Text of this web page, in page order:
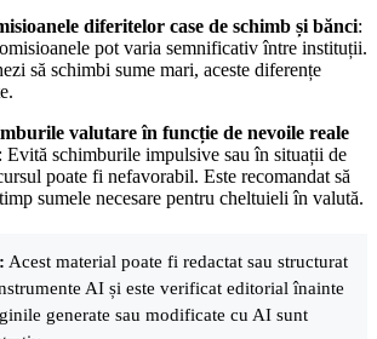
diferitelor case de schimb și bănci:
pot varia semnificativ între instituții.
să schimbi sume mari, aceste diferențe
valutare în funcție de nevoile reale
: Evită schimburile impulsive sau în situații de
poate fi nefavorabil. Este recomandat să
sumele necesare pentru cheltuieli în valută.
Acest material poate fi redactat sau structurat
AI și este verificat editorial înainte
generate sau modificate cu AI sunt